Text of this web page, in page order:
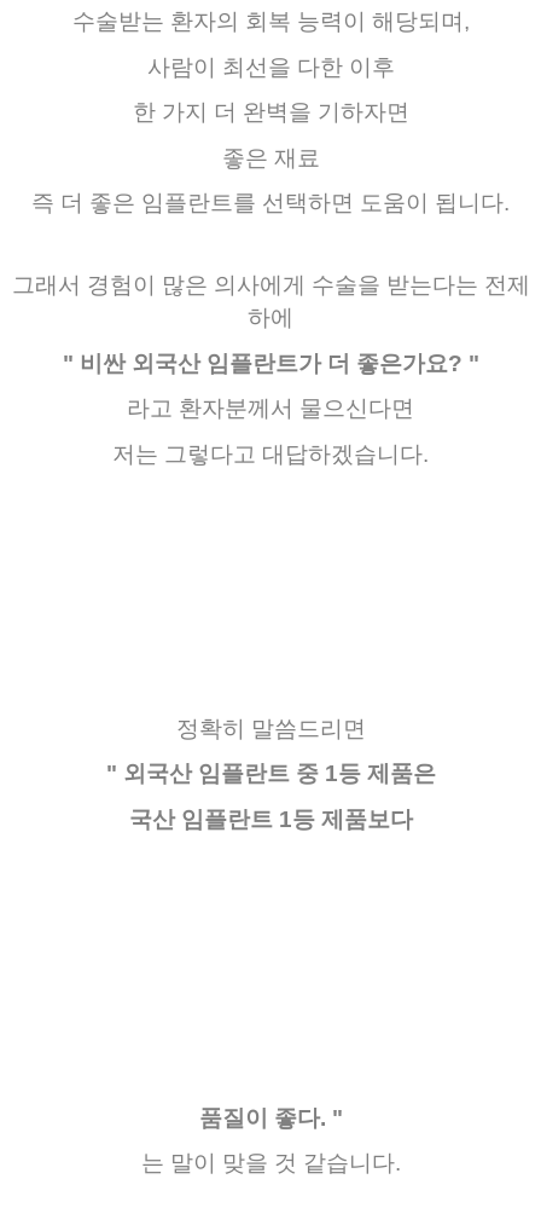
수술받는 환자의 회복 능력이 해당되며 ,
사람이 최선을 다한 이후
한 가지 더 완벽을 기하자면
좋은 재료
즉 더 좋은 임플란트를 선택하면 도움이 됩니다.
그래서 경험이 많은 의사에게 수술을 받는다는 전제
하에
" 비싼 외국산 임플란트가 더 좋은가요? "
라고 환자분께서 물으신다면
저는 그렇다고 대답하겠습니다.
정확히 말씀드리면
" 외국산 임플란트 중 1등 제품은
국산 임플란트 1등 제품보다
품질이 좋다. "
는 말이 맞을 것 같습니다.